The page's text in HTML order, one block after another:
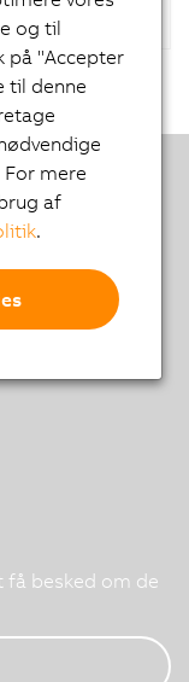
besked om de
og til
på "Accepter
til denne
mere
af
.